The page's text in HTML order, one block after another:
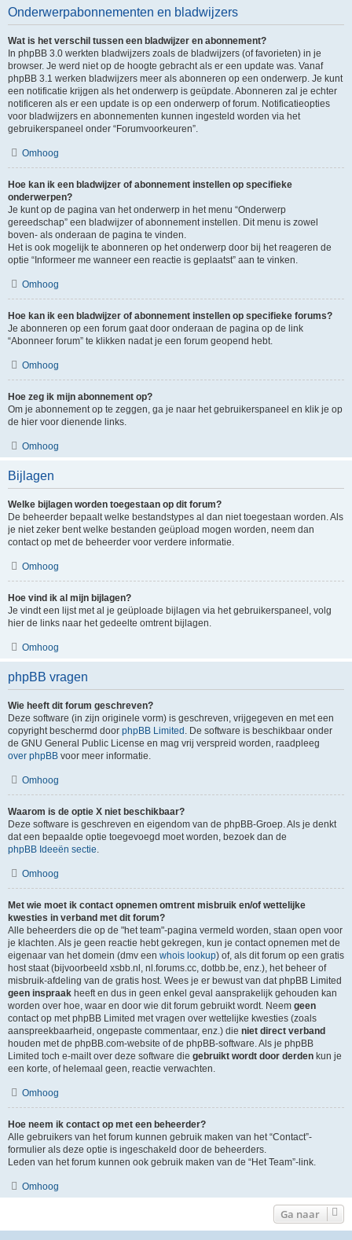
Onderwerpabonnementen en bladwijzers
Wat is het verschil tussen een bladwijzer en abonnement?
In phpBB 3.0 werkten bladwijzers zoals de bladwijzers (of favorieten) in je
browser. Je werd niet op de hoogte gebracht als er een update was. Vanaf
phpBB 3.1 werken bladwijzers meer als abonneren op een onderwerp. Je kunt
een notificatie krijgen als het onderwerp is geüpdate. Abonneren zal je echter
notificeren als er een update is op een onderwerp of forum. Notificatieopties
voor bladwijzers en abonnementen kunnen ingesteld worden via het
gebruikerspaneel onder “Forumvoorkeuren”.
Omhoog
Hoe kan ik een bladwijzer of abonnement instellen op specifieke
onderwerpen?
Je kunt op de pagina van het onderwerp in het menu “Onderwerp
gereedschap” een bladwijzer of abonnement instellen. Dit menu is zowel
boven- als onderaan de pagina te vinden.
Het is ook mogelijk te abonneren op het onderwerp door bij het reageren de
optie “Informeer me wanneer een reactie is geplaatst” aan te vinken.
Omhoog
Hoe kan ik een bladwijzer of abonnement instellen op specifieke forums?
Je abonneren op een forum gaat door onderaan de pagina op de link
“Abonneer forum” te klikken nadat je een forum geopend hebt.
Omhoog
Hoe zeg ik mijn abonnement op?
Om je abonnement op te zeggen, ga je naar het gebruikerspaneel en klik je op
de hier voor dienende links.
Omhoog
Bijlagen
Welke bijlagen worden toegestaan op dit forum?
De beheerder bepaalt welke bestandstypes al dan niet toegestaan worden. Als
je niet zeker bent welke bestanden geüpload mogen worden, neem dan
contact op met de beheerder voor verdere informatie.
Omhoog
Hoe vind ik al mijn bijlagen?
Je vindt een lijst met al je geüploade bijlagen via het gebruikerspaneel, volg
hier de links naar het gedeelte omtrent bijlagen.
Omhoog
phpBB vragen
Wie heeft dit forum geschreven?
Deze software (in zijn originele vorm) is geschreven, vrijgegeven en met een
copyright beschermd door phpBB Limited . De software is beschikbaar onder
de GNU General Public License en mag vrij verspreid worden, raadpleeg
over phpBB voor meer informatie.
Omhoog
Waarom is de optie X niet beschikbaar?
Deze software is geschreven en eigendom van de phpBB-Groep. Als je denkt
dat een bepaalde optie toegevoegd moet worden, bezoek dan de
phpBB Ideeën sectie.
Omhoog
Met wie moet ik contact opnemen omtrent misbruik en/of wettelijke
kwesties in verband met dit forum?
Alle beheerders die op de "het team"-pagina vermeld worden, staan open voor
je klachten. Als je geen reactie hebt gekregen, kun je contact opnemen met de
eigenaar van het domein (dmv een whois lookup) of, als dit forum op een gratis
host staat (bijvoorbeeld xsbb.nl, nl.forums.cc, dotbb.be, enz.), het beheer of
misbruik-afdeling van de gratis host. Wees je er bewust van dat phpBB Limited
geen inspraak heeft en dus in geen enkel geval aansprakelijk gehouden kan
worden over hoe, waar en door wie dit forum gebruikt wordt. Neem geen
contact op met phpBB Limited met vragen over wettelijke kwesties (zoals
aanspreekbaarheid, ongepaste commentaar, enz.) die niet direct verband
houden met de phpBB.com-website of de phpBB-software. Als je phpBB
Limited toch e-mailt over deze software die gebruikt wordt door derden kun je
een korte, of helemaal geen, reactie verwachten.
Omhoog
Hoe neem ik contact op met een beheerder?
Alle gebruikers van het forum kunnen gebruik maken van het “Contact”-
formulier als deze optie is ingeschakeld door de beheerders.
Leden van het forum kunnen ook gebruik maken van de “Het Team”-link.
Omhoog
Ga naar